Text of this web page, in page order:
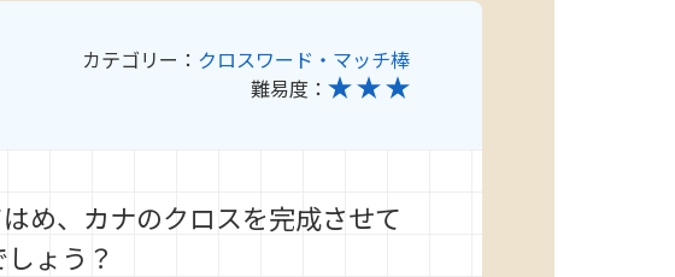
カテゴリー： クロスワード・マッチ棒
難易度：
め、カナのクロスを完成させて
ょう？